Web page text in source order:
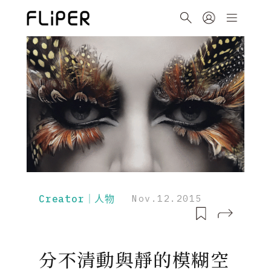
Creator｜人物 Nov.12.2015
分不清動與靜的模糊空